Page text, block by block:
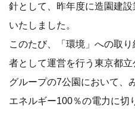
針として、昨年度に造園建
いたしました。
このたび、「環境」への取
者として運営を行う東京都立
グループの7公園において、
エネルギー100％の電力に切